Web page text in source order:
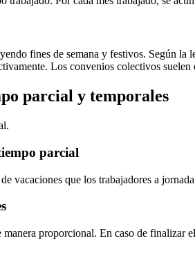
fines de semana y festivos. Según la
Los convenios colectivos
parcial y temporales
parcial
vacaciones que los trabajadores a
proporcional. En caso de finalizar